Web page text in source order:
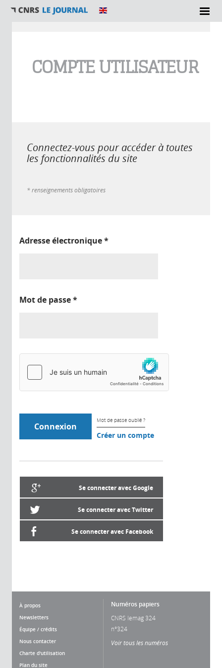
COMPTE UTILISATEUR
Connectez-vous pour accéder à toutes
les fonctionnalités du site
* renseignements obligatoires
Adresse électronique*
Mot de passe*
Mot de passe oublié ?
Créer un compte
Se connecter avec Google
Se connecter avec Twitter
Se connecter avec Facebook
À propos
Newsletters
Équipe / crédits
Nous contacter
Charte d'utilisation
Plan du site
Numéros papiers
CNRS lemag 324
n°324
Voir tous les numéros